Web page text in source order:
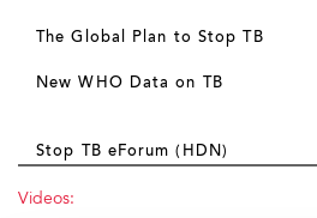
The Global Plan to Stop TB
New WHO Data on TB
Stop TB eForum (HDN)
Videos: